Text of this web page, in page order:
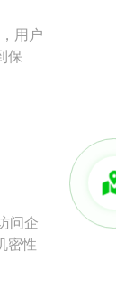
用户
保
问企
密性